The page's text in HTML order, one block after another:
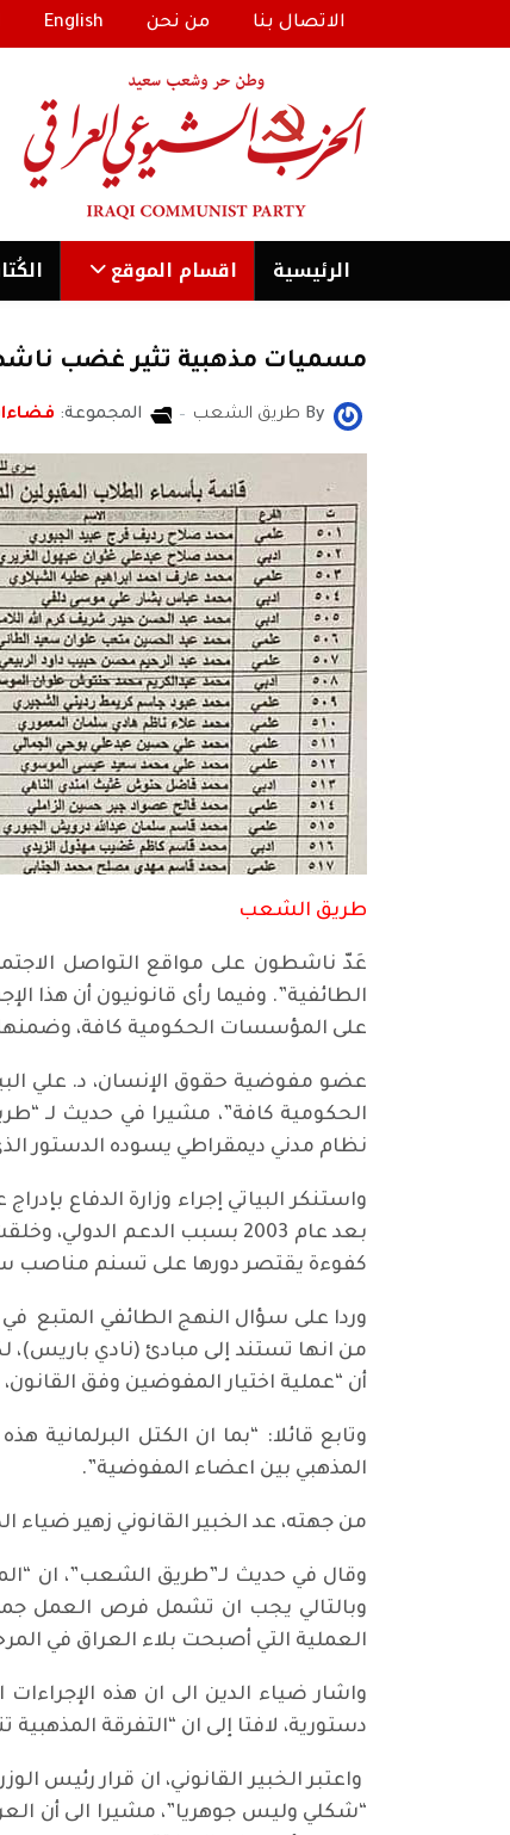
الاتصال بنا من نحن English
الرئیسية اقسام الموقع
مسميات مذهبية تثير غضب
By طريق الشعب المجموعة:
طريق الشعب
عَدّ ناشطون على مواقع التواصل
الطائفية”. وفيما رأى قانونيون أن هذا
على المؤسسات الحكومية كافة،
عضو مفوضية حقوق الإنسان، د. علي
الحكومية كافة”، مشيرا في حديث لـ
نظام مدني ديمقراطي يسوده الدستور
واستنكر البياتي إجراء وزارة الدفاع
بعد عام 2003 بسبب الدعم
كفوءة يقتصر دورها على تسنم مناصب
وردا على سؤال النهج الطائفي المتبع
من انها تستند إلى مبادئ (نادي
أن “عملية اختيار المفوضين وفق
وتابع قائلا: “بما ان الكتل
المذهبي بين اعضاء المفوضية”.
من جهته، عد الخبير القانوني زهير ضياء
وبالتالي يجب ان تشمل فرص العمل
العملية التي أصبحت بلاء العراق في
دستورية، لافتا إلى ان “التفرقة
واعتبر الخبير القانوني، ان قرار
“شكلي وليس جوهريا”، مشيرا الى أن